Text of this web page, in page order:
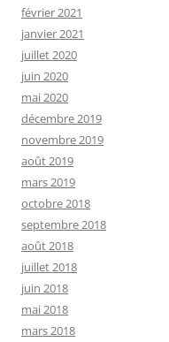
février 2021
janvier 2021
juillet 2020
juin 2020
mai 2020
décembre 2019
novembre 2019
août 2019
mars 2019
octobre 2018
septembre 2018
août 2018
juillet 2018
juin 2018
mai 2018
mars 2018